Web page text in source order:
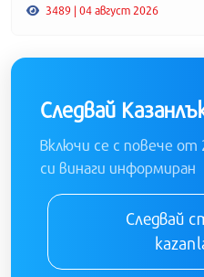
3489 | 04 август 2026
Следвай
Включи се с повече
си винаги информиран
Следвай